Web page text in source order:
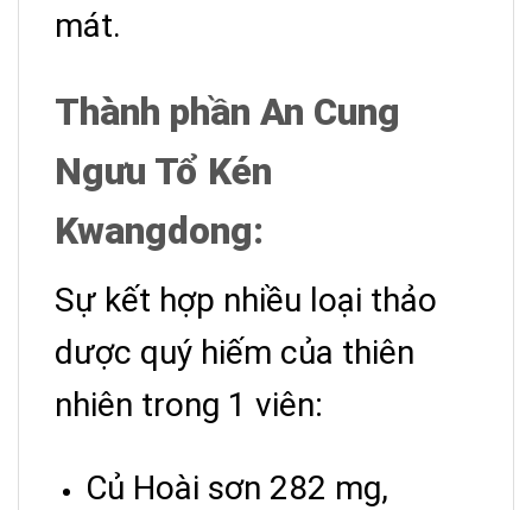
mát.
Thành phần An Cung
Ngưu Tổ Kén
Kwangdong:
Sự kết hợp nhiều loại thảo
dược quý hiếm của thiên
nhiên trong 1 viên:
Củ Hoài sơn 282 mg,